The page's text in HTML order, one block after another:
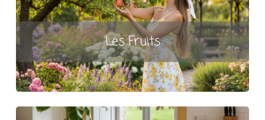
Les Fruits